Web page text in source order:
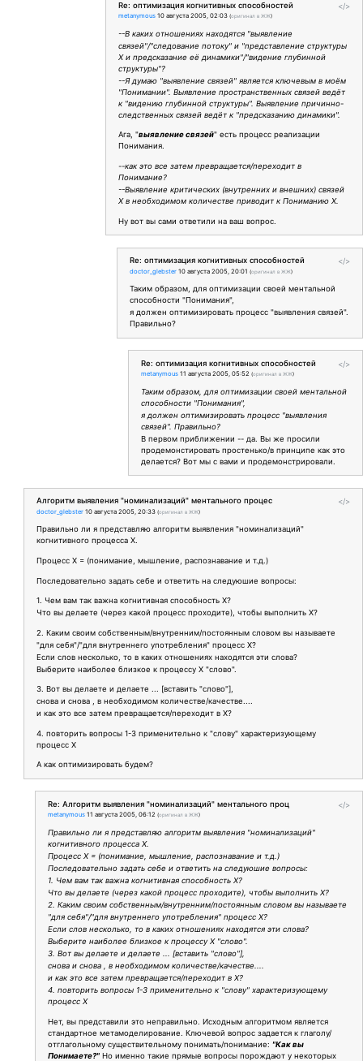
</>
Re: оптимизация когнитивных способностей
metanymous 10 августа 2005, 02:03 (оригинал в ЖЖ)
--В каких отношениях находятся "выявление
связей"/"следование потоку" и "представление структуры
Х и предсказание её динамики"/"видение глубинной
структуры"?
--Я думаю "выявление связей" является ключевым в моём
"Понимании". Выявление пространственных связей ведёт
к "видению глубинной структуры". Выявление причинно-
следственных связей ведёт к "предсказанию динамики".
Ага, "выявление связей" есть процесс реализации
Понимания.
--как это все затем превращается/переходит в
Понимание?
--Выявление критических (внутренних и внешних) связей
X в необходимом количестве приводит к Пониманию X.
Ну вот вы сами ответили на ваш вопрос.
</>
Re: оптимизация когнитивных способностей
doctor_glebster 10 августа 2005, 20:01 (оригинал в ЖЖ)
Таким образом, для оптимизации своей ментальной
способности "Понимания",
я должен оптимизировать процесс "выявления связей".
Правильно?
</>
Re: оптимизация когнитивных способностей
metanymous 11 августа 2005, 05:52 (оригинал в ЖЖ)
Таким образом, для оптимизации своей ментальной
способности "Понимания",
я должен оптимизировать процесс "выявления
связей". Правильно?
В первом приближении -- да. Вы же просили
продемонстировать простенько/в принципе как это
делается? Вот мы с вами и продемонстрировали.
</>
Алгоритм выявления "номинализаций" ментального процес
doctor_glebster 10 августа 2005, 20:33 (оригинал в ЖЖ)
Правильно ли я представляю алгоритм выявления "номинализаций"
когнитивного процесса Х.
Процесс Х = (понимание, мышление, распознавание и т.д.)
Последовательно задать себе и ответить на следуюшие вопросы:
1. Чем вам так важна когнитивная способность Х?
Что вы делаете (через какой процесс проходите), чтобы выполнить Х?
2. Каким своим собственным/внутренним/постоянным словом вы называете
"для себя"/"для внутреннего употребления" процесс Х?
Если слов несколько, то в каких отношениях находятся эти слова?
Выберите наиболее близкое к процессу Х "слово".
3. Вот вы делаете и делаете ... [вставить "слово"],
снова и снова , в необходимом количестве/качестве....
и как это все затем превращается/переходит в Х?
4. повторить вопросы 1-3 применительно к "слову" характеризующему
процесс Х
А как оптимизировать будем?
</>
Re: Алгоритм выявления "номинализаций" ментального проц
metanymous 11 августа 2005, 06:12 (оригинал в ЖЖ)
Правильно ли я представляю алгоритм выявления "номинализаций"
когнитивного процесса Х.
Процесс Х = (понимание, мышление, распознавание и т.д.)
Последовательно задать себе и ответить на следуюшие вопросы:
1. Чем вам так важна когнитивная способность Х?
Что вы делаете (через какой процесс проходите), чтобы выполнить Х?
2. Каким своим собственным/внутренним/постоянным словом вы называете
"для себя"/"для внутреннего употребления" процесс Х?
Если слов несколько, то в каких отношениях находятся эти слова?
Выберите наиболее близкое к процессу Х "слово".
3. Вот вы делаете и делаете ... [вставить "слово"],
снова и снова , в необходимом количестве/качестве....
и как это все затем превращается/переходит в Х?
4. повторить вопросы 1-3 применительно к "слову" характеризующему
процесс Х
Нет, вы представили это неправильно. Исходным алгоритмом является
стандартное метамоделирование. Ключевой вопрос задается к глаголу/
отглагольному существительному понимать/понимание:"Как вы
Понимаете?" Но именно такие прямые вопросы порождают у некоторых